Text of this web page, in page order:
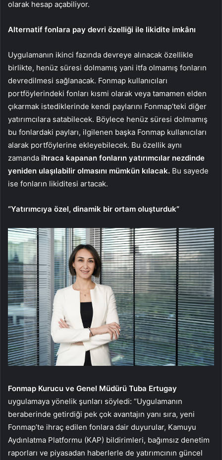
olarak hesap açabiliyor.
Alternatif fonlara pay devri özelliği ile likidite imkânı
Uygulamanın ikinci fazında devreye alınacak özellikle
birlikte, henüz süresi dolmamış yani itfa olmamış fonların
devredilmesi sağlanacak. Fonmap kullanıcıları
portföylerindeki fonları kısmi olarak veya tamamen elden
çıkarmak istediklerinde kendi paylarını Fonmap’teki diğer
yatırımcılara satabilecek. Böylece henüz süresi dolmamış
bu fonlardaki payları, ilgilenen başka Fonmap kullanıcıları
alarak portföylerine ekleyebilecek. Bu özellik aynı
zamanda ihraca kapanan fonların yatırımcılar nezdinde
yeniden ulaşılabilir olmasını mümkün kılacak. Bu sayede
ise fonların likiditesi artacak.
“Yatırımcıya özel, dinamik bir ortam oluşturduk”
Fonmap Kurucu ve Genel Müdürü Tuba Ertugay
uygulamaya yönelik şunları söyledi: “Uygulamanın
beraberinde getirdiği pek çok avantajın yanı sıra, yeni
Fonmap’te ihraç edilen fonlara dair duyurular, Kamuyu
Aydınlatma Platformu (KAP) bildirimleri, bağımsız denetim
raporları ve piyasadan haberlerle de yatırımcının güncel